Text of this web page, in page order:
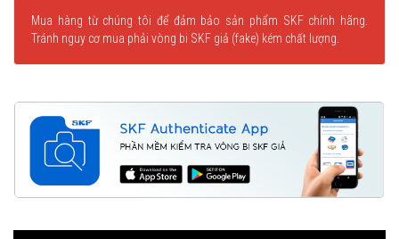
Mua hàng từ chúng tôi để đảm bảo sản phẩm SKF chính hãng.
Tránh nguy cơ mua phải vòng bi SKF giả (fake) kém chất lượng.